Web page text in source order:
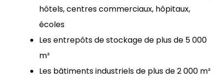
hôtels, centres commerciaux, hôpitaux,
écoles
Les entrepôts de stockage de plus de 5 000
m²
Les bâtiments industriels de plus de 2 000 m²